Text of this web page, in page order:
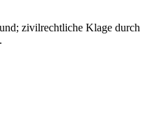
zivilrechtliche Klage durch